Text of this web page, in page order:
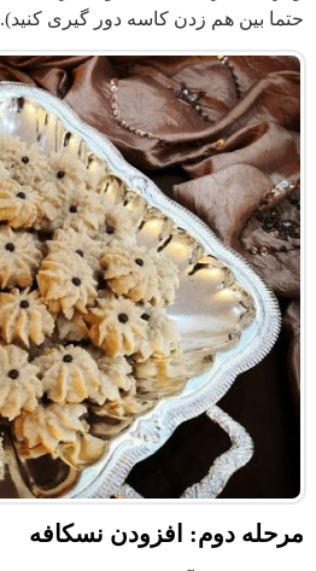
حتما بین هم زدن کاسه دور گیری کنید).
مرحله دوم: افزودن نسکافه